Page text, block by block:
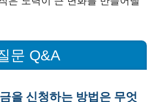
문 Q&A
을 신청하는 방법은 무엇